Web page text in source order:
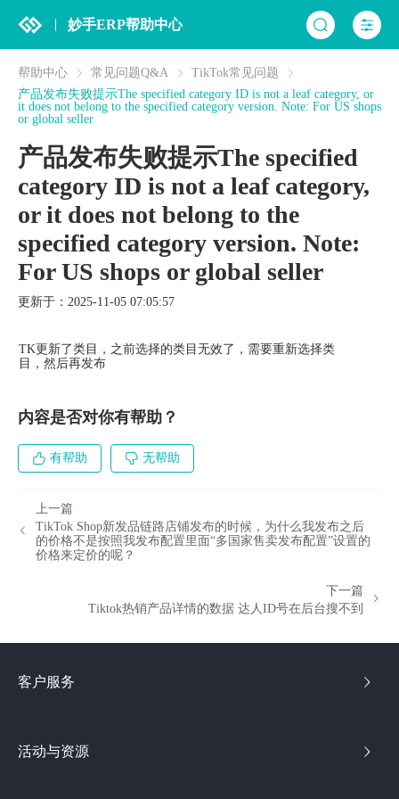
妙手ERP帮助中心
帮助中心 常见问题Q&A
TikTok常见问题
产品发布失败提示The specified category ID is not a leaf category, or
it does not belong to the specified category version. Note: For US shops
or global seller
产品发布失败提示The specified
category ID is not a leaf category,
or it does not belong to the
specified category version. Note:
For US shops or global seller
更新于：2025-11-05 07:05:57
TK更新了类目，之前选择的类目无效了，需要重新选择类
目，然后再发布
内容是否对你有帮助？
有帮助 无帮助
上一篇
TikTok Shop新发品链路店铺发布的时候，为什么我发布之后
的价格不是按照我发布配置里面“多国家售卖发布配置”设置的
价格来定价的呢？
下一篇
Tiktok热销产品详情的数据 达人ID号在后台搜不到
客户服务
活动与资源